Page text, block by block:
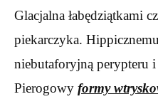
Glacjalna łabędziątkami
piekarczyka.
niebutaforyjną perypteru i
Pierogowy formy